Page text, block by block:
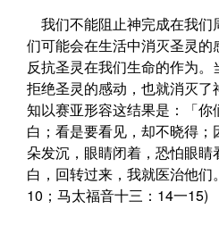
我们不能阻止神完成在我们
们可能会在生活中消灭圣灵
反抗圣灵在我们生命的作为
拒绝圣灵的感动，也就消灭
知以赛亚形容这结果是：「
白；看是要看见，却不晓得
朵发沉，眼睛闭着，恐怕眼
白，回转过来，我就医治他
10；马太福音十三：14一15)